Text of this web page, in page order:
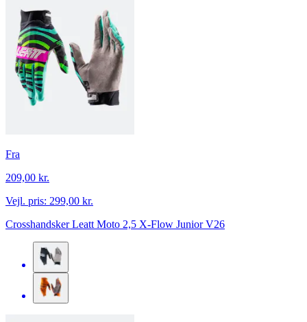
Fra
209,00 kr.
Vejl. pris: 299,00 kr.
Crosshandsker Leatt Moto 2,5 X-Flow Junior V26